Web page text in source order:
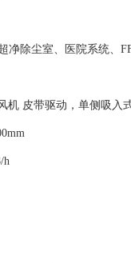
净除尘室、医院系统、
机 皮带驱动，单侧吸入
h